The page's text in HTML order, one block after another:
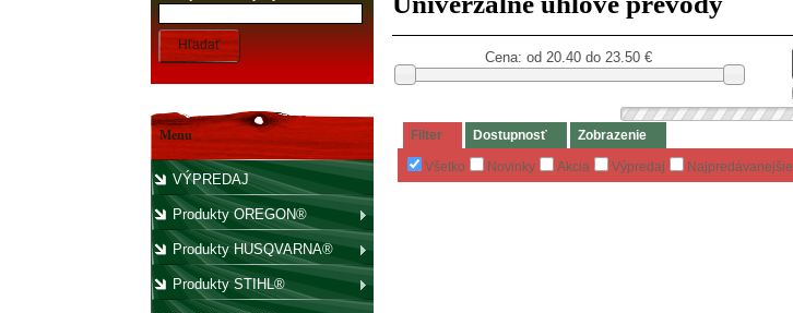
Hľadať
Menu
VÝPREDAJ
Produkty OREGON®
Produkty HUSQVARNA®
Produkty STIHL®
Cena: od 20.40 do 23.50 €
Filter Dostupnosť Zobrazenie
Všetko Novinky Akcia Výpredaj Najpredávanejšie